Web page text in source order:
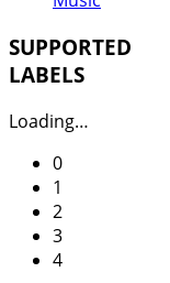
SUPPORTED
LABELS
Loading…
0
1
2
3
4